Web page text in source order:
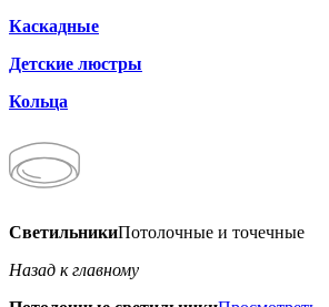
Каскадные
Детские люстры
Кольца
СветильникиПотолочные и точечные
Назад к главному